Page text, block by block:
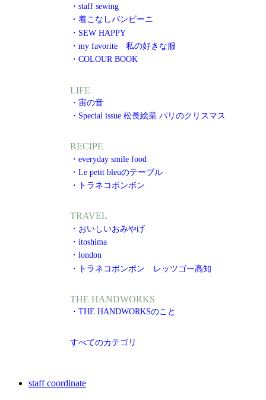
・staff sewing
・着こなしバンビーニ
・SEW HAPPY
・my favorite 私の好きな服
・COLOUR BOOK
LIFE
・宙の音
・Special issue 松長絵菜 パリのクリスマス
RECIPE
・everyday smile food
・Le petit bleuのテーブル
・トラネコボンボン
TRAVEL
・おいしいおみやげ
・itoshima
・london
・トラネコボンボン レッツゴー高知
THE HANDWORKS
・THE HANDWORKSのこと
すべてのカテゴリ
staff coordinate